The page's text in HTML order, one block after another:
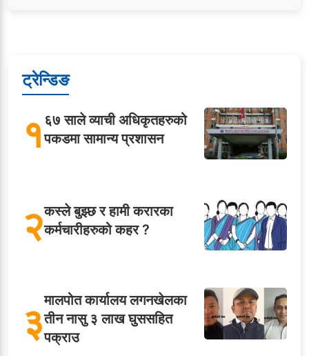
ट्रेन्डिङ
१६७ साले व्याची अधिकृतहरुको
पकडमा सामान्य प्रशासन
२कस्ले बुझ्छ र हामी करारका
कर्मचारीहरुको कहर ?
३मालपोत कार्यालय लगनखेलका
तीन नासु ३ लाख घुससहित
पक्राउ